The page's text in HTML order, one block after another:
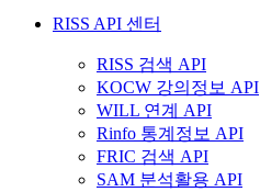
RISS API 센터
RISS 검색 API
KOCW 강의정보 API
WILL 연계 API
Rinfo 통계정보 API
FRIC 검색 API
SAM 분석활용 API